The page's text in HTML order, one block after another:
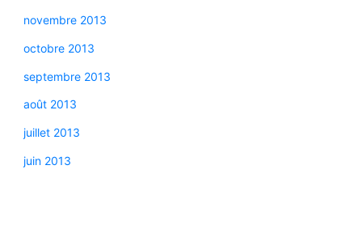
novembre 2013
octobre 2013
septembre 2013
août 2013
juillet 2013
juin 2013